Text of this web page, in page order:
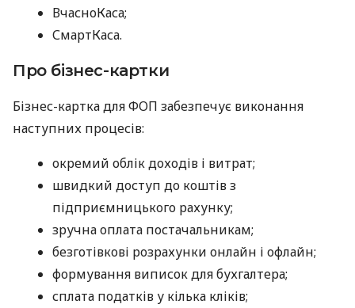
ВчасноКаса;
СмартКаса.
Про бізнес-картки
Бізнес-картка для ФОП забезпечує виконання
наступних процесів:
окремий облік доходів і витрат;
швидкий доступ до коштів з
підприємницького рахунку;
зручна оплата постачальникам;
безготівкові розрахунки онлайн і офлайн;
формування виписок для бухгалтера;
сплата податків у кілька кліків;